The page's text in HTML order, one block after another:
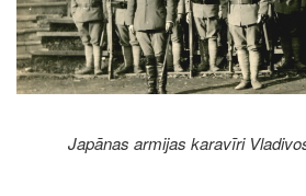
Japānas armijas karavīri